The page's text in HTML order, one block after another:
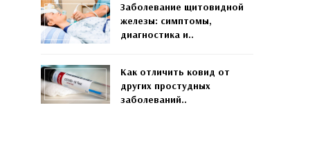
Заболевание щитовидной
железы: симптомы,
диагностика и..
Как отличить ковид от
других простудных
заболеваний..